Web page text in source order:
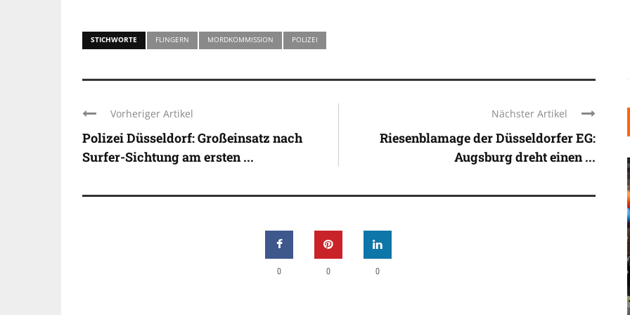
STICHWORTE FLINGERN MORDKOMMISSION POLIZEI
Vorheriger Artikel
Polizei Düsseldorf: Großeinsatz nach
Surfer-Sichtung am ersten ...
Nächster Artikel
Riesenblamage der Düsseldorfer EG:
Augsburg dreht einen ...
0 0 0